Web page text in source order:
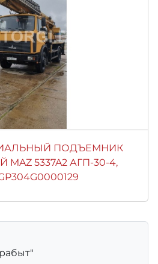
ПОДЪЕМНИК
5337A2 АГП-30-4,